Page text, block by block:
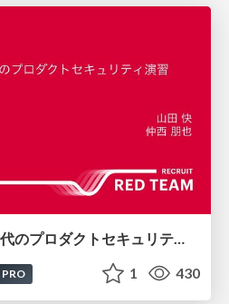
攻撃と防御で学ぶAI時代のプロダクトセキュリティ演習
PRO 1 430